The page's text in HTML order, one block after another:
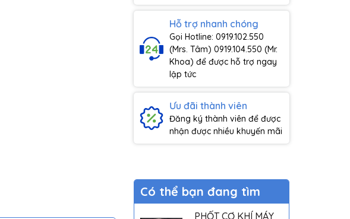
Hỗ trợ nhanh chóng
Gọi Hotline: 0919.102.550
(Mrs. Tâm) 0919.104.550 (Mr.
Khoa) để được hỗ trợ ngay
lập tức
Ưu đãi thành viên
Đăng ký thành viên để được
nhận được nhiều khuyến mãi
Có thể bạn đang tìm
PHỐT CƠ KHÍ MÁY